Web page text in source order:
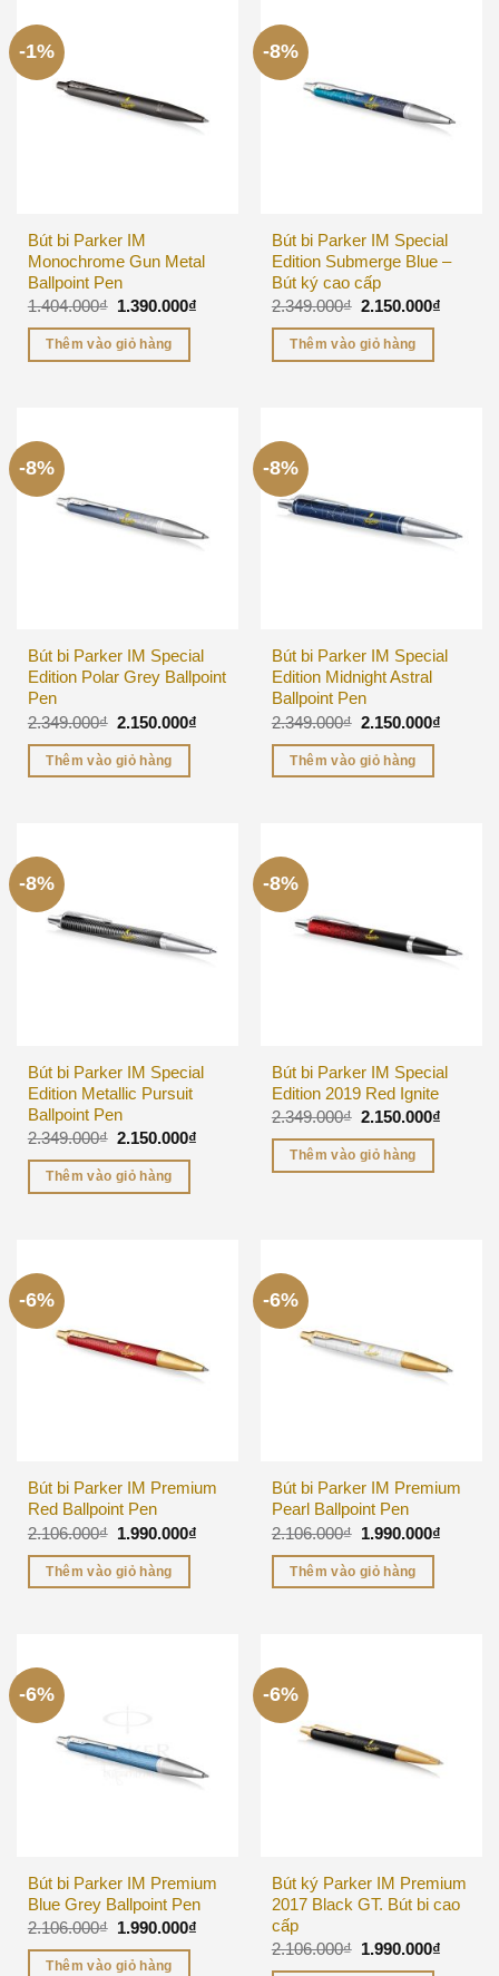
-1%
Bút bi Parker IM
Monochrome Gun Metal
Ballpoint Pen
1.404.000₫ 1.390.000₫
Thêm vào giỏ hàng
-8%
Bút bi Parker IM Special
Edition Submerge Blue –
Bút ký cao cấp
2.349.000₫ 2.150.000₫
Thêm vào giỏ hàng
-8%
Bút bi Parker IM Special
Edition Polar Grey Ballpoint
Pen
2.349.000₫ 2.150.000₫
Thêm vào giỏ hàng
-8%
Bút bi Parker IM Special
Edition Midnight Astral
Ballpoint Pen
2.349.000₫ 2.150.000₫
Thêm vào giỏ hàng
-8%
Bút bi Parker IM Special
Edition Metallic Pursuit
Ballpoint Pen
2.349.000₫ 2.150.000₫
Thêm vào giỏ hàng
-8%
Bút bi Parker IM Special
Edition 2019 Red Ignite
2.349.000₫ 2.150.000₫
Thêm vào giỏ hàng
-6%
Bút bi Parker IM Premium
Red Ballpoint Pen
2.106.000₫ 1.990.000₫
Thêm vào giỏ hàng
-6%
Bút bi Parker IM Premium
Pearl Ballpoint Pen
2.106.000₫ 1.990.000₫
Thêm vào giỏ hàng
-6%
Bút bi Parker IM Premium
Blue Grey Ballpoint Pen
2.106.000₫ 1.990.000₫
Thêm vào giỏ hàng
-6%
Bút ký Parker IM Premium
2017 Black GT. Bút bi cao
cấp
2.106.000₫ 1.990.000₫